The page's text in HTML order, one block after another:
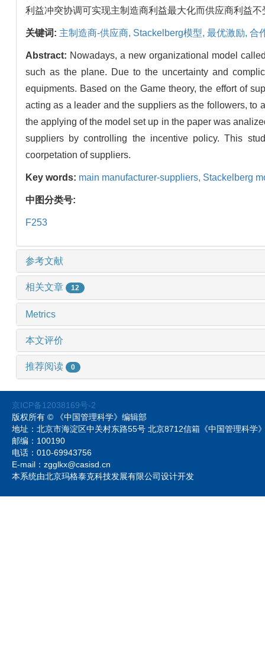
利益冲突协调可实现主制造商利益最大化而供应商利益
关键词: 主制造商-供应商, Stackelberg模型, 最优激励, 合
Abstract: Nowadays, a new organizational model
such as the plane. Due to the uncertainty and
equipments. Based on the Game theory, the effort of
acting as a leader and the suppliers as the followers, to
the applying of the model set up in the paper was
suppliers by controlling the incentive policy. This
coorpetation of suppliers.
Key words: main manufacturer-suppliers, Stackelberg
中图分类号:
F253
参考文献
相关文章 12
Metrics
本文评价
推荐阅读 0
京ICP备12038169号-2
版权所有 © 《中国管理科学》编辑部
地址：北京市海淀区中关村东路55号 北京8712信箱《中国管理科
邮编：100190
电话：010-69943756
E-mail：zgglkx@casisd.cn
本系统由北京玛格泰克科技发展有限公司设计开发